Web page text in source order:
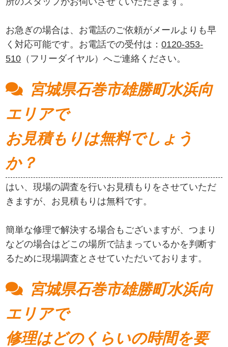
お急ぎの場合は、お電話のご依頼がメールよりも早
く対応可能です。お電話での受付は：0120-353-
510 （フリーダイヤル）へご連絡ください。
宮城県石巻市雄勝町水浜向
エリアで
お見積もりは無料でしょう
か？
はい、現場の調査を行いお見積もりをさせていただ
きますが、お見積もりは無料です。
簡単な修理で解決する場合もございますが、つまり
などの場合はどこの場所で詰まっているかを判断す
るために現場調査とさせていただいております。
宮城県石巻市雄勝町水浜向
エリアで
修理はどのくらいの時間を要